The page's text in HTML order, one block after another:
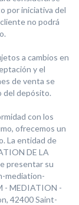
por iniciativa del
no podrá
a cambios en
y el
de venta se
del depósito.
con los
ofrecemos un
La entidad de
DE LA
presentar su
mediation-
- MEDIATION -
42400 Saint-